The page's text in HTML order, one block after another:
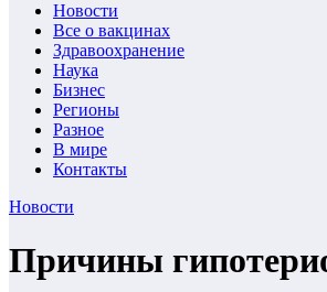
Новости
Все о вакцинах
Здравоохранение
Наука
Бизнес
Регионы
Разное
В мире
Контакты
Новости
Причины